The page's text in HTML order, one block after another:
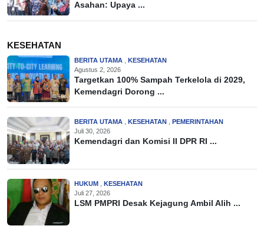
Asahan: Upaya ...
KESEHATAN
BERITA UTAMA
KESEHATAN
Agustus 2, 2026
Targetkan 100% Sampah Terkelola di 2029,
Kemendagri Dorong ...
BERITA UTAMA KESEHATAN
PEMERINTAHAN
Juli 30, 2026
Kemendagri dan Komisi II DPR RI ...
HUKUM
KESEHATAN
Juli 27, 2026
LSM PMPRI Desak Kejagung Ambil Alih ...